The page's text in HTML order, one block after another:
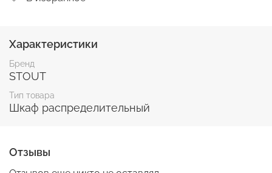
Характеристики
Бренд
STOUT
Тип товара
Шкаф распределительный
Отзывы